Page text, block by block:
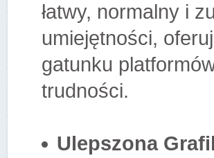
łatwy, normalny i
umiejętności,
gatunku
trudności.
Ulepszona